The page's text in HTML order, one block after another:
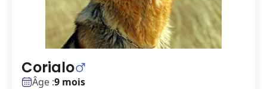
Corialo
Âge :9 mois